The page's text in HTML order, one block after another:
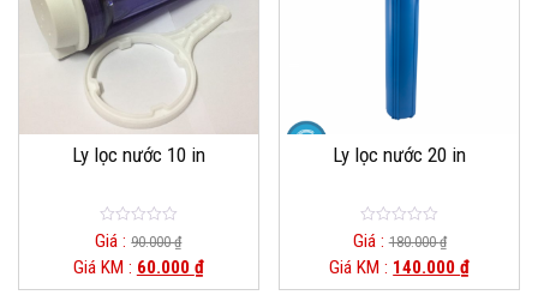
Ly lọc nước 10 in
0
o
u
t
o
Giá :90.000₫
Giá KM : 60.000 ₫
Ly lọc nước 20 in
0
o
u
t
o
Giá :180.000₫
Giá KM : 140.000₫